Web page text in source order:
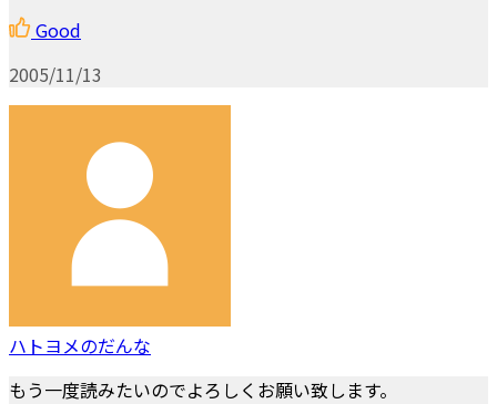
Good
2005/11/13
ハトヨメのだんな
もう一度読みたいのでよろしくお願い致します。